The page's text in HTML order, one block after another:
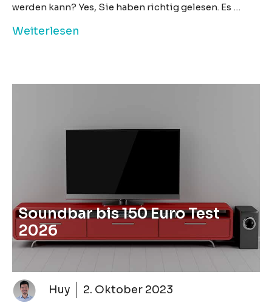
werden kann? Yes, Sie haben richtig gelesen. Es …
Weiterlesen
Soundbar bis 150 Euro Test
2026
Huy 2. Oktober 2023